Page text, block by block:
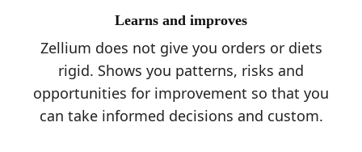
Learns and improves
Zellium does not give you orders or diets
rigid. Shows you patterns, risks and
opportunities for improvement so that you
can take informed decisions and custom.